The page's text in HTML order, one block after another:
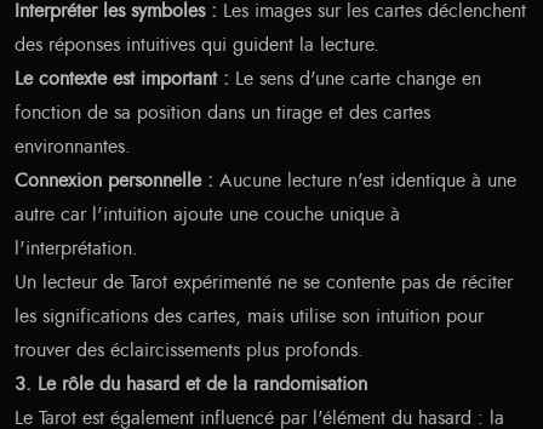
Interpréter les symboles : Les images sur les cartes déclenchent
des réponses intuitives qui guident la lecture.
Le contexte est important : Le sens d'une carte change en
fonction de sa position dans un tirage et des cartes
environnantes.
Connexion personnelle : Aucune lecture n'est identique à une
autre car l'intuition ajoute une couche unique à
l'interprétation.
Un lecteur de Tarot expérimenté ne se contente pas de réciter
les significations des cartes, mais utilise son intuition pour
trouver des éclaircissements plus profonds.
3. Le rôle du hasard et de la randomisation
Le Tarot est également influencé par l'élément du hasard : la